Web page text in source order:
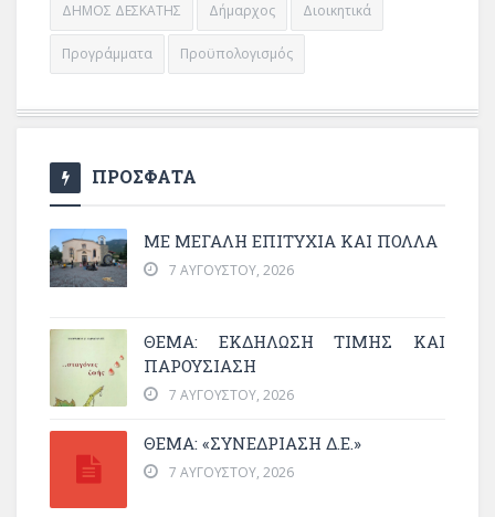
ΔΗΜΟΣ ΔΕΣΚΑΤΗΣ Δήμαρχος Διοικητικά
Προγράμματα Προϋπολογισμός
ΠΡΟΣΦΑΤΑ
ΜΕ ΜΕΓΆΛΗ ΕΠΙΤΥΧΊΑ ΚΑΙ ΠΟΛΛΆ
7 ΑΥΓΟΎΣΤΟΥ, 2026
ΘΈΜΑ: ΕΚΔΉΛΩΣΗ ΤΙΜΉΣ ΚΑΙ
ΠΑΡΟΥΣΊΑΣΗ
7 ΑΥΓΟΎΣΤΟΥ, 2026
ΘΕΜΑ: «ΣΥΝΕΔΡΊΑΣΗ Δ.Ε.»
7 ΑΥΓΟΎΣΤΟΥ, 2026